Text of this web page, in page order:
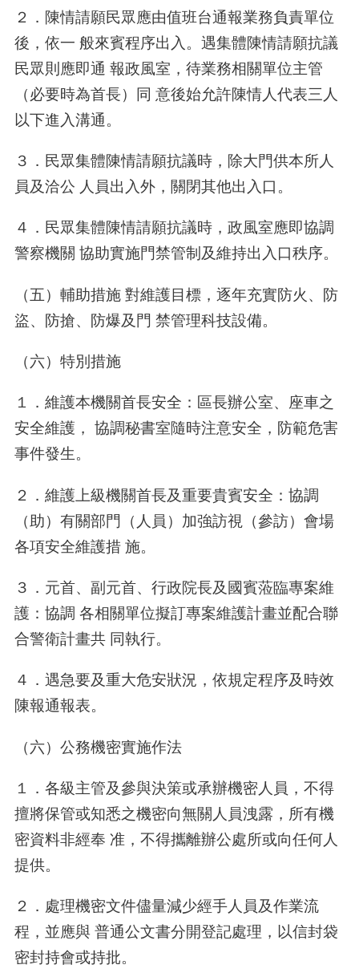
２．陳情請願民眾應由值班台通報業務負責單位
後，依一 般來賓程序出入。遇集體陳情請願抗議
民眾則應即通 報政風室，待業務相關單位主管
（必要時為首長）同 意後始允許陳情人代表三人
以下進入溝通。
３．民眾集體陳情請願抗議時，除大門供本所人
員及洽公 人員出入外，關閉其他出入口。
４．民眾集體陳情請願抗議時，政風室應即協調
警察機關 協助實施門禁管制及維持出入口秩序。
（五）輔助措施 對維護目標，逐年充實防火、防
盜、防搶、防爆及門 禁管理科技設備。
（六）特別措施
１．維護本機關首長安全：區長辦公室、座車之
安全維護， 協調秘書室隨時注意安全，防範危害
事件發生。
２．維護上級機關首長及重要貴賓安全：協調
（助）有關部門（人員）加強訪視（參訪）會場
各項安全維護措 施。
３．元首、副元首、行政院長及國賓蒞臨專案維
護：協調 各相關單位擬訂專案維護計畫並配合聯
合警衛計畫共 同執行。
４．遇急要及重大危安狀況，依規定程序及時效
陳報通報表。
（六）公務機密實施作法
１．各級主管及參與決策或承辦機密人員，不得
擅將保管或知悉之機密向無關人員洩露，所有機
密資料非經奉 准，不得攜離辦公處所或向任何人
提供。
２．處理機密文件儘量減少經手人員及作業流
程，並應與 普通公文書分開登記處理，以信封袋
密封持會或持批。